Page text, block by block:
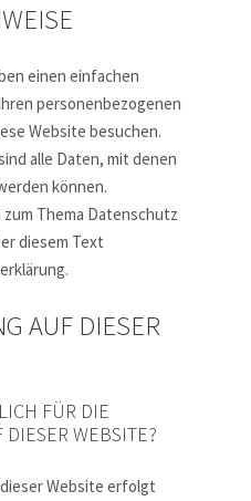
einen einfachen
personenbezogenen
Website besuchen.
alle Daten, mit denen
können.
Thema Datenschutz
diesem Text
AUF DIESER
FÜR DIE
DIESER WEBSITE?
Website erfolgt